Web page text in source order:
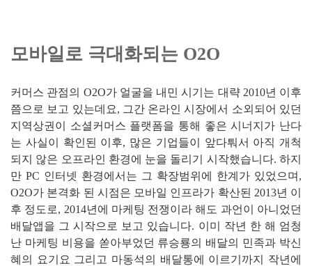
모바일로 극대화되는 O2O
커머스 관점의 O2O가 얼굴을 내민 시기는 대략 2010년 이후
쯤으로 보고 있는데요, 그간 온라인 시장에서 소외되어 있던
지역상권이 소셜커머스 플랫폼을 통해 좋은 시너지가 난다
는 사실이 확인된 이후, 많은 기업들이 앞다퉈서 아직 개척
되지 않은 오프라인 환경에 눈을 돌리기 시작했습니다. 하지
만 PC 인터넷 환경에서는 그 확장범위에 한계가 있었으며,
O2O가 본격화 된 시점은 모바일 인프라가 확산된 2013년 이
후 정도로, 2014년에 마케팅 전쟁이라 해도 과언이 아니었던
배달앱을 그 시작으로 보고 있습니다. 이미 작년 한 해 엄청
난 마케팅 비용을 쏟아부었던 류승룡의 배달의 민족과 박신
혜의 요기요 그리고 마동석의 배달통에 이르기까지 작년에